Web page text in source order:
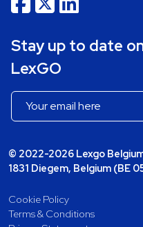
Stay up to date
LexGO
© 2022-2026 Lexgo
1831 Diegem, Belgium (BE
Cookie Policy
Terms & Conditions